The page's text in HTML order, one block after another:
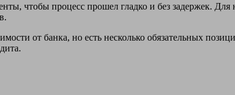
чтобы процесс прошел гладко и без задержек. Для
от банка, но есть несколько обязательных